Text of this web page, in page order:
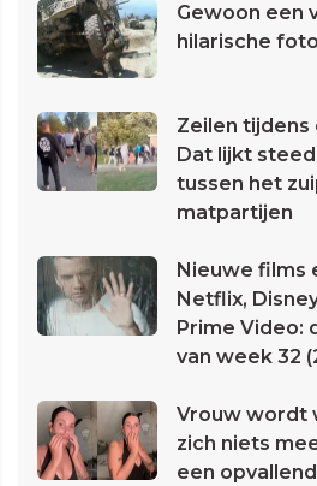
Gewoon een
hilarische
Zeilen tijdens
Dat lijkt
tussen het
matpartijen
Nieuwe films
Netflix,
Prime Video:
van week 32
Vrouw wordt
zich niets
een